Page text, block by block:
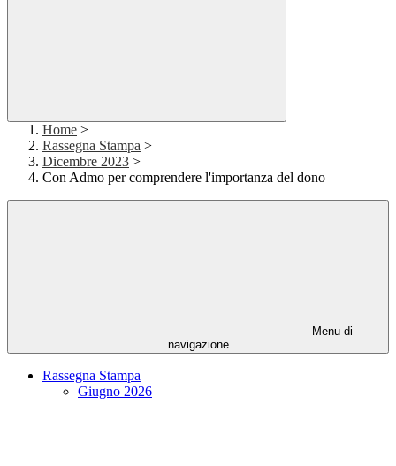
Home >
Rassegna Stampa >
Dicembre 2023 >
Con Admo per comprendere l'importanza del dono
Menu di
navigazione
Rassegna Stampa
Giugno 2026